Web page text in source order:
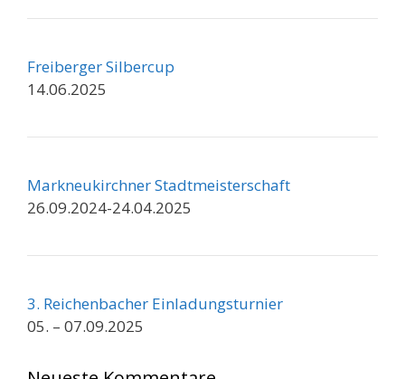
Freiberger Silbercup
14.06.2025
Markneukirchner Stadtmeisterschaft
26.09.2024-24.04.2025
3. Reichenbacher Einladungsturnier
05. – 07.09.2025